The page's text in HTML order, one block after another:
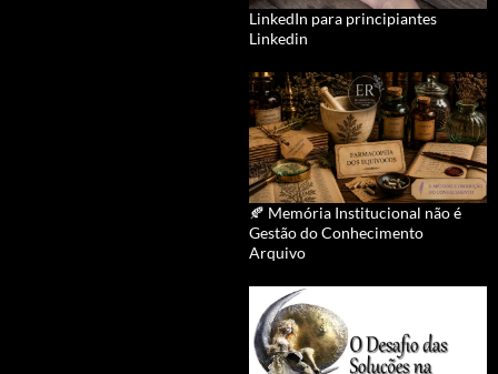
LinkedIn para principiantes
Linkedin
🍂 Memória Institucional não é
Gestão do Conhecimento
Arquivo